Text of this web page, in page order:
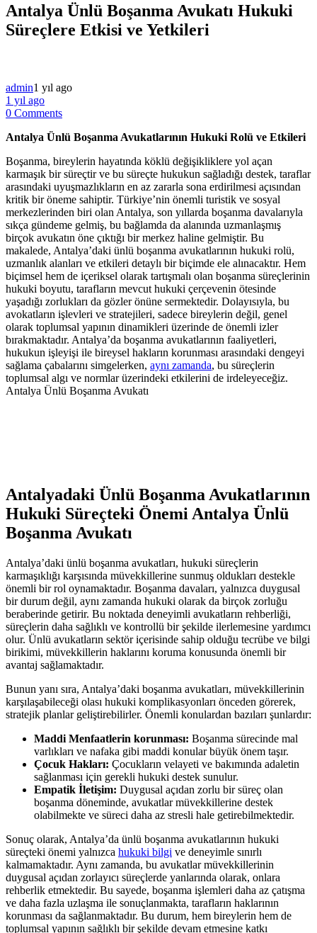
Antalya Ünlü Boşanma Avukatı Hukuki
Süreçlere Etkisi ve Yetkileri
admin1 yıl ago
1 yıl ago
0 Comments
Antalya Ünlü Boşanma Avukatlarının Hukuki Rolü ve Etkileri
Boşanma, bireylerin hayatında köklü değişikliklere yol açan
karmaşık bir süreçtir ve bu süreçte hukukun sağladığı destek, taraflar
arasındaki uyuşmazlıkların en az zararla sona erdirilmesi açısından
kritik bir öneme sahiptir. Türkiye’nin önemli turistik ve sosyal
merkezlerinden biri olan Antalya, son yıllarda boşanma davalarıyla
sıkça gündeme gelmiş, bu bağlamda da alanında uzmanlaşmış
birçok avukatın öne çıktığı bir merkez haline gelmiştir. Bu
makalede, Antalya’daki ünlü boşanma avukatlarının hukuki rolü,
uzmanlık alanları ve etkileri detaylı bir biçimde ele alınacaktır. Hem
biçimsel hem de içeriksel olarak tartışmalı olan boşanma süreçlerinin
hukuki boyutu, tarafların mevcut hukuki çerçevenin ötesinde
yaşadığı zorlukları da gözler önüne sermektedir. Dolayısıyla, bu
avokatların işlevleri ve stratejileri, sadece bireylerin değil, genel
olarak toplumsal yapının dinamikleri üzerinde de önemli izler
bırakmaktadır. Antalya’da boşanma avukatlarının faaliyetleri,
hukukun işleyişi ile bireysel hakların korunması arasındaki dengeyi
sağlama çabalarını simgelerken, aynı zamanda, bu süreçlerin
toplumsal algı ve normlar üzerindeki etkilerini de irdeleyeceğiz.
Antalya Ünlü Boşanma Avukatı
Antalyadaki Ünlü Boşanma Avukatlarının
Hukuki Süreçteki Önemi Antalya Ünlü
Boşanma Avukatı
Antalya’daki ünlü boşanma avukatları, hukuki süreçlerin
karmaşıklığı karşısında müvekkillerine sunmuş oldukları destekle
önemli bir rol oynamaktadır. Boşanma davaları, yalnızca duygusal
bir durum değil, aynı zamanda hukuki olarak da birçok zorluğu
beraberinde getirir. Bu noktada deneyimli avukatların rehberliği,
süreçlerin daha sağlıklı ve kontrollü bir şekilde ilerlemesine yardımcı
olur. Ünlü avukatların sektör içerisinde sahip olduğu tecrübe ve bilgi
birikimi, müvekkillerin haklarını koruma konusunda önemli bir
avantaj sağlamaktadır.
Bunun yanı sıra, Antalya’daki boşanma avukatları, müvekkillerinin
karşılaşabileceği olası hukuki komplikasyonları önceden görerek,
stratejik planlar geliştirebilirler. Önemli konulardan bazıları şunlardır:
Maddi Menfaatlerin korunması: Boşanma sürecinde mal
varlıkları ve nafaka gibi maddi konular büyük önem taşır.
Çocuk Hakları: Çocukların velayeti ve bakımında adaletin
sağlanması için gerekli hukuki destek sunulur.
Empatik İletişim: Duygusal açıdan zorlu bir süreç olan
boşanma döneminde, avukatlar müvekkillerine destek
olabilmekte ve süreci daha az stresli hale getirebilmektedir.
Sonuç olarak, Antalya’da ünlü boşanma avukatlarının hukuki
süreçteki önemi yalnızca hukuki bilgi ve deneyimle sınırlı
kalmamaktadır. Aynı zamanda, bu avukatlar müvekkillerinin
duygusal açıdan zorlayıcı süreçlerde yanlarında olarak, onlara
rehberlik etmektedir. Bu sayede, boşanma işlemleri daha az çatışma
ve daha fazla uzlaşma ile sonuçlanmakta, tarafların haklarının
korunması da sağlanmaktadır. Bu durum, hem bireylerin hem de
toplumsal yapının sağlıklı bir şekilde devam etmesine katkı